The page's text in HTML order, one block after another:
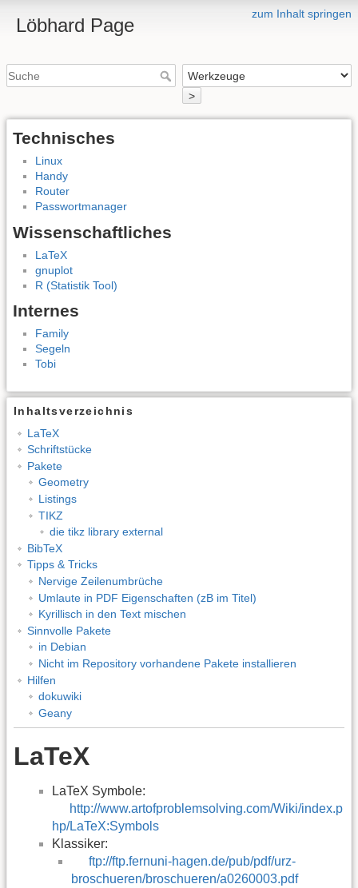
zum Inhalt springen
Löbhard Page
>
Technisches
Linux
Handy
Router
Passwortmanager
Wissenschaftliches
LaTeX
gnuplot
R (Statistik Tool)
Internes
Family
Segeln
Tobi
Inhaltsverzeichnis
LaTeX
Schriftstücke
Pakete
Geometry
Listings
TIKZ
die tikz library external
BibTeX
Tipps & Tricks
Nervige Zeilenumbrüche
Umlaute in PDF Eigenschaften (zB im Titel)
Kyrillisch in den Text mischen
Sinnvolle Pakete
in Debian
Nicht im Repository vorhandene Pakete installieren
Hilfen
dokuwiki
Geany
LaTeX
LaTeX Symbole:
http://www.artofproblemsolving.com/Wiki/index.p
hp/LaTeX:Symbols
Klassiker:
ftp://ftp.fernuni-hagen.de/pub/pdf/urz-
broschueren/broschueren/a0260003.pdf